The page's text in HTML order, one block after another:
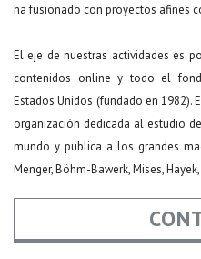
ha fusionado con proyectos afines
El eje de nuestras actividades es
contenidos online y todo el
Estados Unidos (fundado en 1982).
organización dedicada al estudio
mundo y publica a los grandes
Menger, Böhm-Bawerk, Mises,